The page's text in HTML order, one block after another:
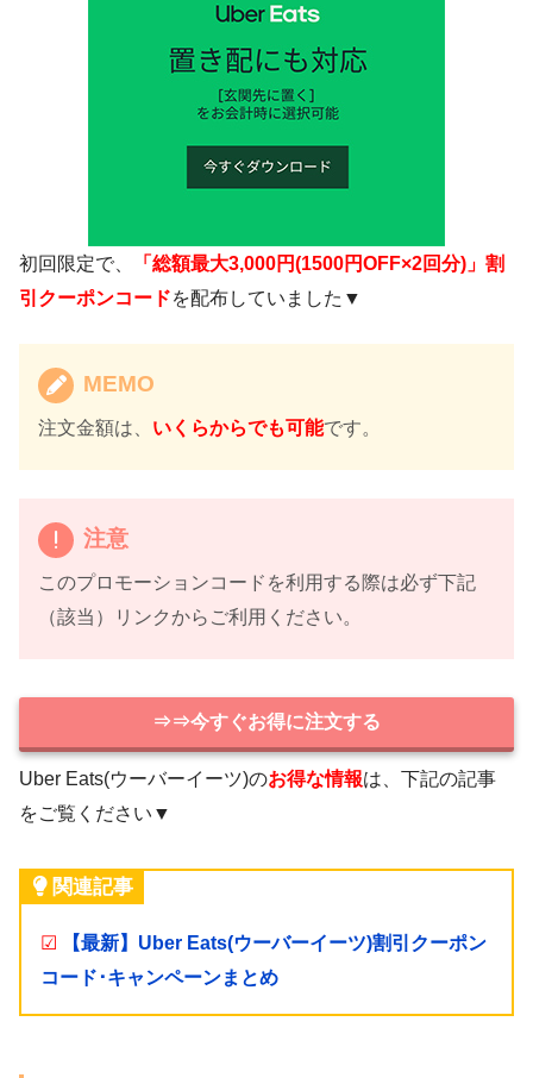
初回限定で、
「総額最大3,000円(1500円OFF×2回分)」割
引クーポンコードを配布していました▼
MEMO
注文金額は、 いくらからでも可能です。
注意
このプロモーションコードを利用する際は必ず下記
（該当）リンクからご利用ください。
⇒⇒今すぐお得に注文する
Uber Eats(ウーバーイーツ)のお得な情報は、下記の記事
をご覧ください▼
関連記事
☑
【最新】Uber Eats(ウーバーイーツ)割引クーポン
コード･キャンペーンまとめ